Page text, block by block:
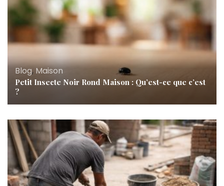
Blog, Maison
Petit Insecte Noir Rond Maison : Qu’est-ce que c’est
?